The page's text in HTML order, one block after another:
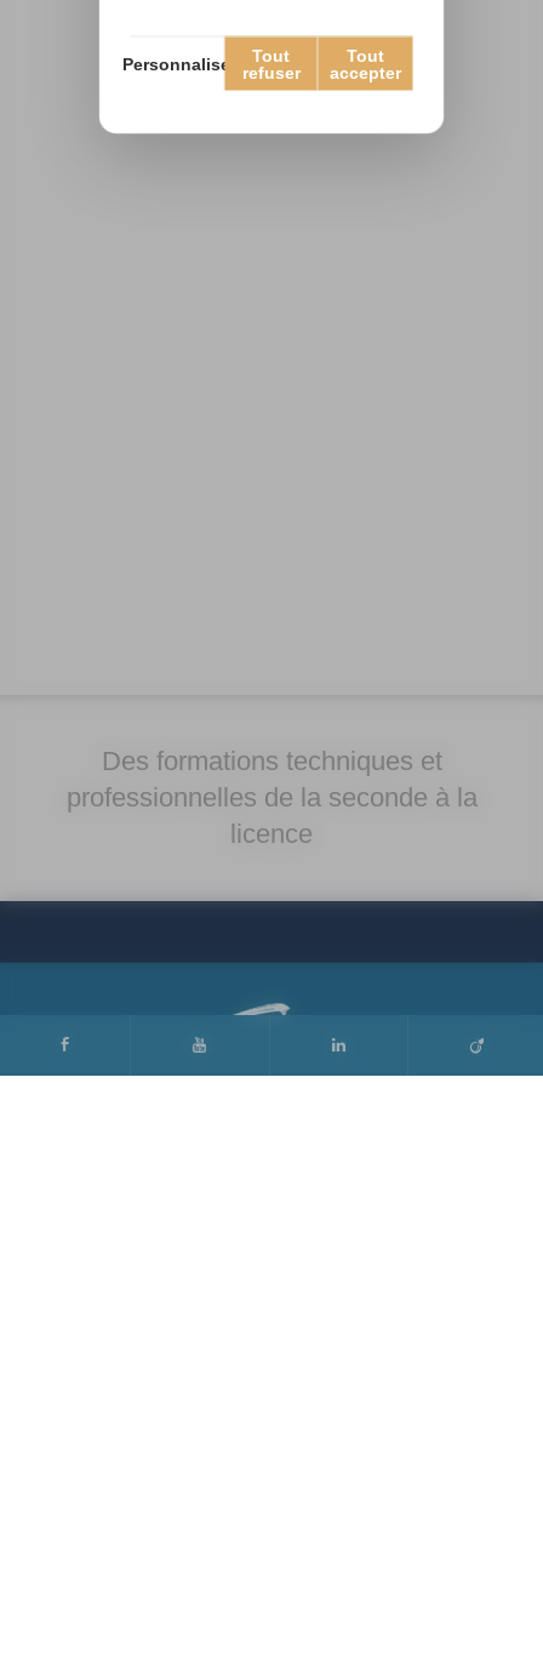
Des formations techniques et
professionnelles de la seconde à la
licence
Tout
accepter
Tout
refuser
Personnaliser